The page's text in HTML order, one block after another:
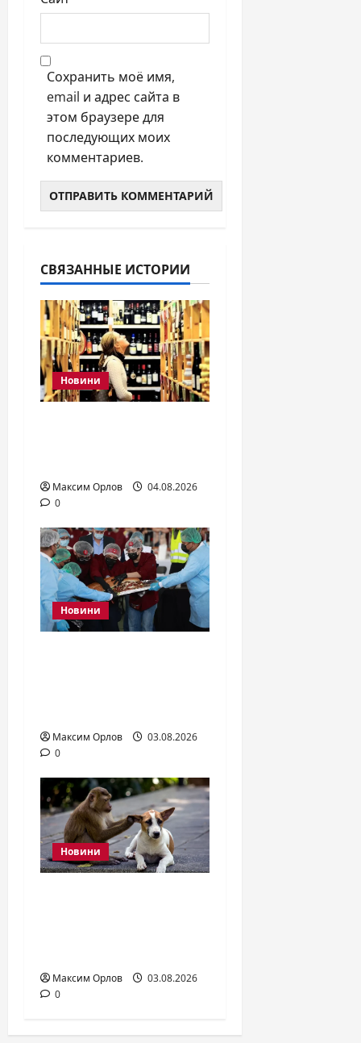
Сохранить моё имя,
email и адрес сайта в
этом браузере для
последующих моих
комментариев.
СВЯЗАННЫЕ ИСТОРИИ
Новини
Максим Орлов
04.08.2026
0
Новини
Максим Орлов
03.08.2026
0
Новини
Максим Орлов
03.08.2026
0